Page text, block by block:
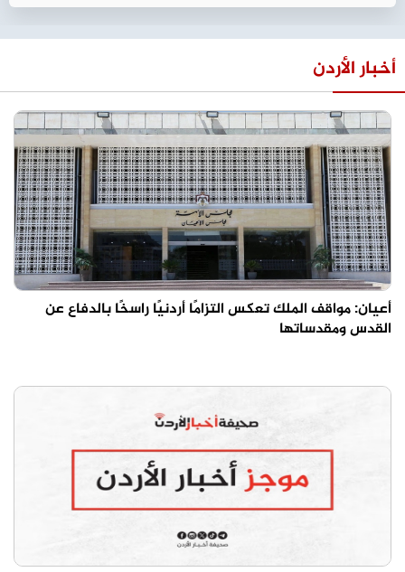
أخبار الأردن
أعيان: مواقف الملك تعكس التزامًا أردنيًا راسخًا بالدفاع عن
القدس ومقدساتها